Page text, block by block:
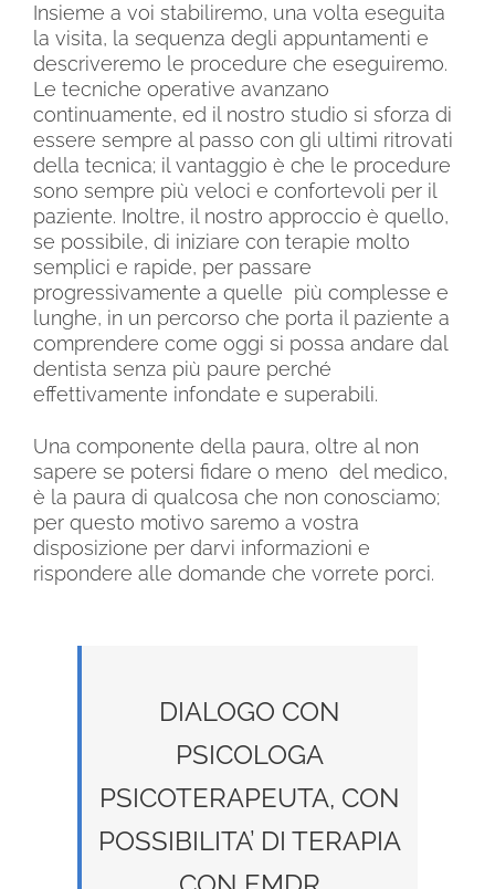
Insieme a voi stabiliremo, una volta eseguita
la visita, la sequenza degli appuntamenti e
descriveremo le procedure che eseguiremo.
Le tecniche operative avanzano
continuamente, ed il nostro studio si sforza di
essere sempre al passo con gli ultimi ritrovati
della tecnica; il vantaggio è che le procedure
sono sempre più veloci e confortevoli per il
paziente. Inoltre, il nostro approccio è quello,
se possibile, di iniziare con terapie molto
semplici e rapide, per passare
progressivamente a quelle più complesse e
lunghe, in un percorso che porta il paziente a
comprendere come oggi si possa andare dal
dentista senza più paure perché
effettivamente infondate e superabili.
Una componente della paura, oltre al non
sapere se potersi fidare o meno del medico,
è la paura di qualcosa che non conosciamo;
per questo motivo saremo a vostra
disposizione per darvi informazioni e
rispondere alle domande che vorrete porci.
DIALOGO CON
PSICOLOGA
PSICOTERAPEUTA, CON
POSSIBILITA’ DI TERAPIA